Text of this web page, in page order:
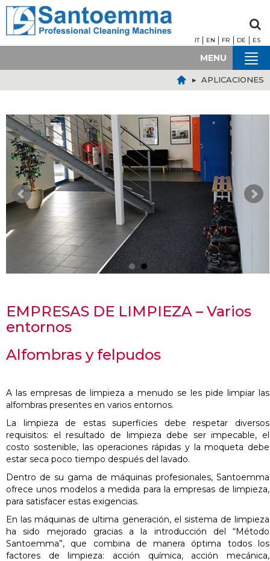
IT EN FR DE ES
MENU
▸ APLICACIONES
EMPRESAS DE LIMPIEZA – Varios
entornos
Alfombras y felpudos
A las empresas de limpieza a menudo se les pide limpiar las
alfombras presentes en varios entornos.
La limpieza de estas superficies debe respetar diversos
requisitos: el resultado de limpieza debe ser impecable, el
costo sostenible, las operaciones rápidas y la moqueta debe
estar seca poco tiempo después del lavado.
Dentro de su gama de máquinas profesionales, Santoemma
ofrece unos modelos a medida para la empresas de limpieza,
para satisfacer estas exigencias.
En las máquinas de ultima generación, el sistema de limpieza
ha sido mejorado gracias a la introducción del “Método
Santoemma”, que combina de manera óptima todos los
factores de limpieza: acción química, acción mecánica,